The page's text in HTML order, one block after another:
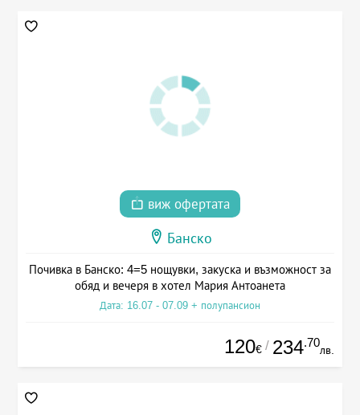
виж офертата
Банско
Почивка в Банско: 4=5 нощувки, закуска и възможност за
обяд и вечеря в хотел Мария Антоанета
Дата: 16.07 - 07.09 + полупансион
120€ / 234.70
лв.